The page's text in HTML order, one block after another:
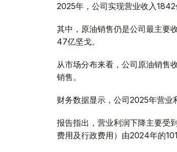
2025年，公司实现营业收入
其中，原油销售仍是公司最主要
47亿坚戈。
从市场分布来看，公司原油销售
销售。
财务数据显示，公司2025年营业
报告指出，营业利润下降主要受
费用及行政费用）由2024年的